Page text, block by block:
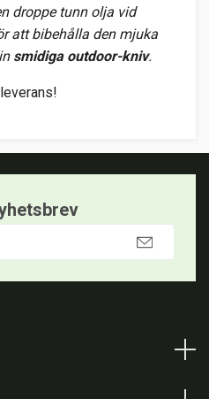
droppe tunn olja vid
att bibehålla den mjuka
smidiga outdoor-kniv.